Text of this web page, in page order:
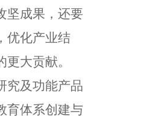
坚成果，还要
优化产业结
大贡献。
究及功能产品
育体系创建与